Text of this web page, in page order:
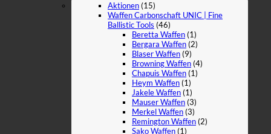
Aktionen(15)
Waffen Carbonschaft UNIC | Fine
Ballistic Tools (46)
Beretta Waffen(1)
Bergara Waffen(2)
Blaser Waffen(9)
Browning Waffen(4)
Chapuis Waffen(1)
Heym Waffen(1)
Jakele Waffen(1)
Mauser Waffen(3)
Merkel Waffen(3)
Remington Waffen(2)
Sako Waffen(1)